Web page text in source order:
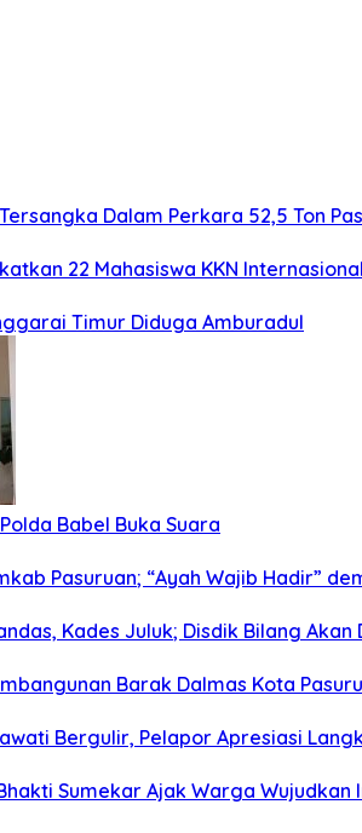
Dalam Perkara 52,5 Ton
22 Mahasiswa KKN
Timur Diduga Amburadul
Babel Buka Suara
Pasuruan; “Ayah Wajib Hadir”
Kades Juluk; Disdik Bilang
Barak Dalmas Kota
Bergulir, Pelapor Apresiasi
Sumekar Ajak Warga